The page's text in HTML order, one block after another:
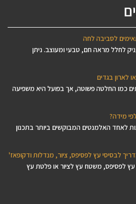
לסביבה לחה
לחלל מראה חם, טבעי ומעוצב. ניתן
לארון בגדים
כמו החלטה פשוטה, אך בפועל היא משפיעה
מידה?
לאחד האלמנטים המבוקשים ביותר בתכנון
לבסיסי עץ לפסיפס, ציור, מנדלות ודקופאז'
לפסיפס, משטח עץ לציור או פלטת עץ